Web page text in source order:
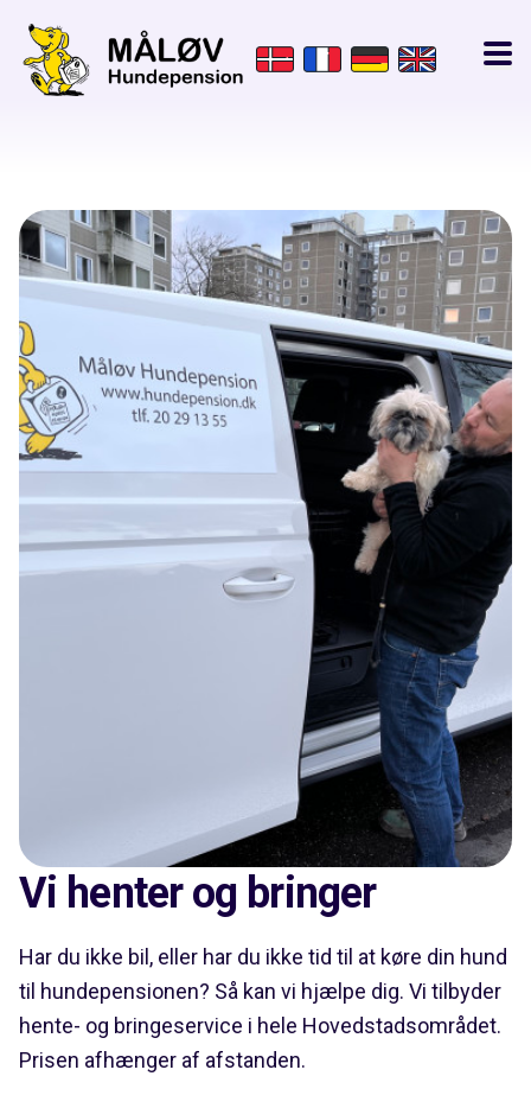
Vi henter og bringer
Har du ikke bil, eller har du ikke tid til at køre din hund
til hundepensionen? Så kan vi hjælpe dig. Vi tilbyder
hente- og bringeservice i hele Hovedstadsområdet.
Prisen afhænger af afstanden.